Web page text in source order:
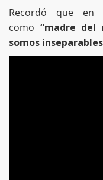
Recordó que en
como “madre del
somos